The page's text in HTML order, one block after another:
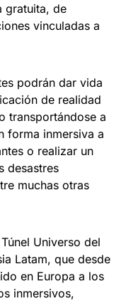
gratuita, de
vinculadas a
podrán dar vida
de realidad
transportándose a
forma inmersiva a
o realizar un
desastres
muchas otras
Universo del
Latam, que desde
en Europa a los
inmersivos,